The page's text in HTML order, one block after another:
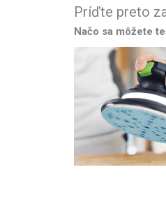
Príďte preto
Načo sa môžete